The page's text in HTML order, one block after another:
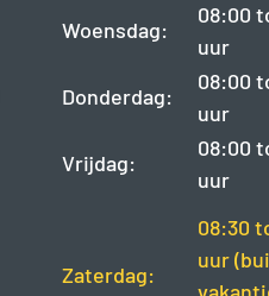
Woensdag:
08:00
uur
Donderdag:
08:00
uur
Vrijdag:
08:00
uur
Zaterdag:
08:30
uur